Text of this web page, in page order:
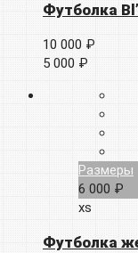
Футболка
10 000 ₽
5 000 ₽
Размеры
6 000 ₽
xs
Футболка